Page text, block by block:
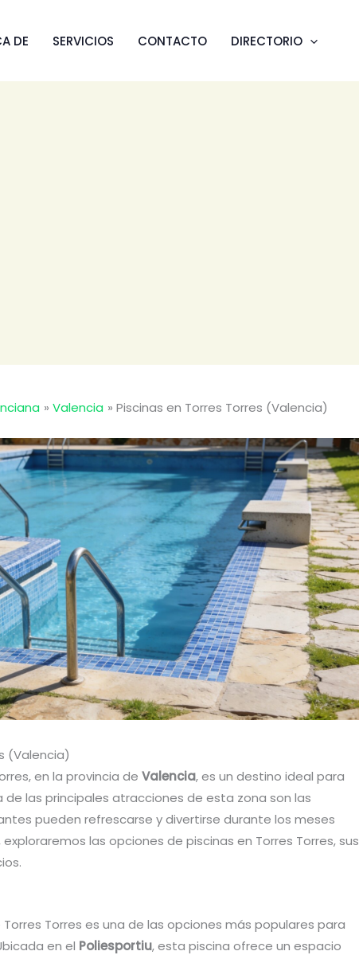
DE SERVICIOS CONTACTO DIRECTORIO
Valencia Piscinas en Torres Torres (Valencia)
(Valencia)
en la provincia de Valencia, es un destino ideal para
de las principales atracciones de esta zona son las
pueden refrescarse y divertirse durante los meses
las opciones de piscinas en Torres Torres, sus
Torres Torres es una de las opciones más populares para
en el Poliesportiu, esta piscina ofrece un espacio